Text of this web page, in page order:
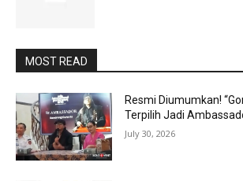
MOST READ
Resmi Diumumkan!
Terpilih Jadi
July 30, 2026